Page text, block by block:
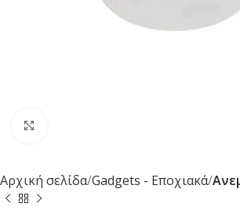
Αρχική σελίδα Gadgets - Εποχιακά